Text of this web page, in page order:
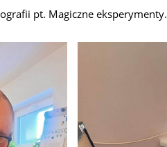
pt. Magiczne eksperymenty.